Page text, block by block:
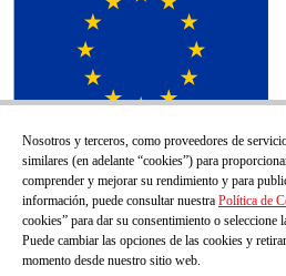
Nosotros y terceros, como proveedores de
similares (en adelante “cookies”) para
comprender y mejorar su rendimiento y para
información, puede consultar nuestra Política de
cookies” para dar su consentimiento o seleccione
Puede cambiar las opciones de las cookies y
momento desde nuestro sitio web.